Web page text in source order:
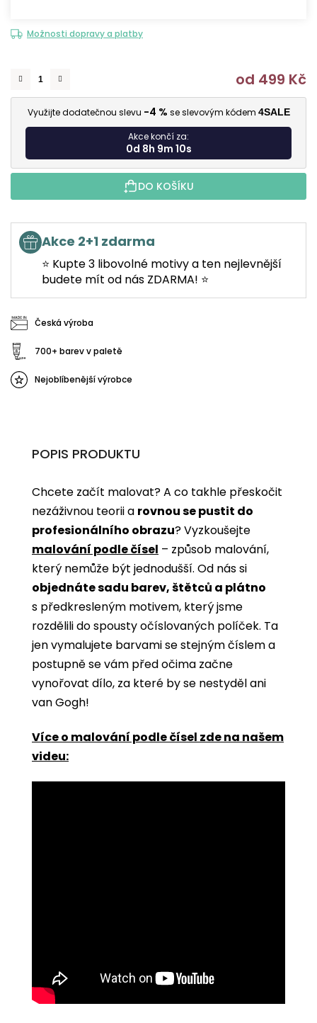
Možnosti dopravy a platby
od 499 Kč
Využijte dodatečnou slevu -4 % se slevovým kódem 4SALE
Akce končí za:
0d 8h 9m 9s
DO KOŠÍKU
Akce 2+1 zdarma
⭐ Kupte 3 libovolné motivy a ten nejlevnější
budete mít od nás ZDARMA! ⭐
Česká výroba
700+ barev v paletě
Nejoblíbenější výrobce
POPIS PRODUKTU
Chcete začít malovat? A co takhle přeskočit
nezáživnou teorii a rovnou se pustit do
profesionálního obrazu? Vyzkoušejte
malování podle čísel ­­– způsob malování,
který nemůže být jednodušší. Od nás si
objednáte sadu barev, štětců a plátno
s předkresleným motivem, který jsme
rozdělili do spousty očíslovaných políček. Ta
jen vymalujete barvami se stejným číslem a
postupně se vám před očima začne
vynořovat dílo, za které by se nestyděl ani
van Gogh!
Více o malování podle čísel zde na našem
videu: